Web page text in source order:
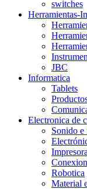
switches
Herramientas-
JBC
Informatica
Tablets
Electronica de
Sonido
Robotica
Material